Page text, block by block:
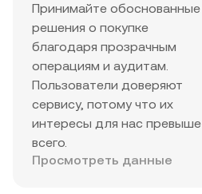
Принимайте обоснованные
решения о покупке
благодаря прозрачным
операциям и аудитам.
Пользователи доверяют
сервису, потому что их
интересы для нас превыше
всего.
Просмотреть данные